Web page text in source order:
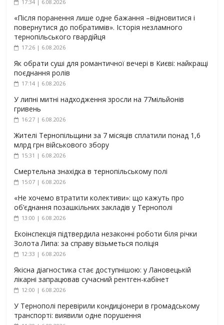
17:34 | 6.08.2026
«Після поранення лише одне бажання –відновитися і
повернутися до побратимів». Історія незламного
тернопільського гвардійця
17:26 | 6.08.2026
Як обрати суші для романтичної вечері в Києві: найкращі
поєднання ролів
17:14 | 6.08.2026
У липні митні надходження зросли на 77мільйонів
гривень
16:27 | 6.08.2026
Жителі Тернопільщини за 7 місяців сплатили понад 1,6
млрд грн військового збору
15:31 | 6.08.2026
Смертельна знахідка в тернопільському полі
15:07 | 6.08.2026
«Не хочемо втратити колективи»: що кажуть про
об’єднання позашкільних закладів у Тернополі
13:00 | 6.08.2026
Екоінспекція підтвердила незаконні роботи біля річки
Золота Липа: за справу візьметься поліція
12:33 | 6.08.2026
Якісна діагностика стає доступнішою: у Лановецькій
лікарні запрацював сучасний рентген-кабінет
12:00 | 6.08.2026
У Тернополі перевірили кондиціонери в громадському
транспорті: виявили одне порушення